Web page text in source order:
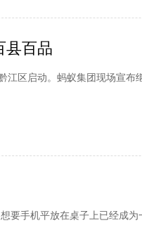
县百品
区启动。蚂蚁集团现场宣布
要手机平放在桌子上已经成